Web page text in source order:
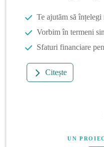
Te ajutăm să
Vorbim în termeni
Sfaturi financiare
Citește
UN